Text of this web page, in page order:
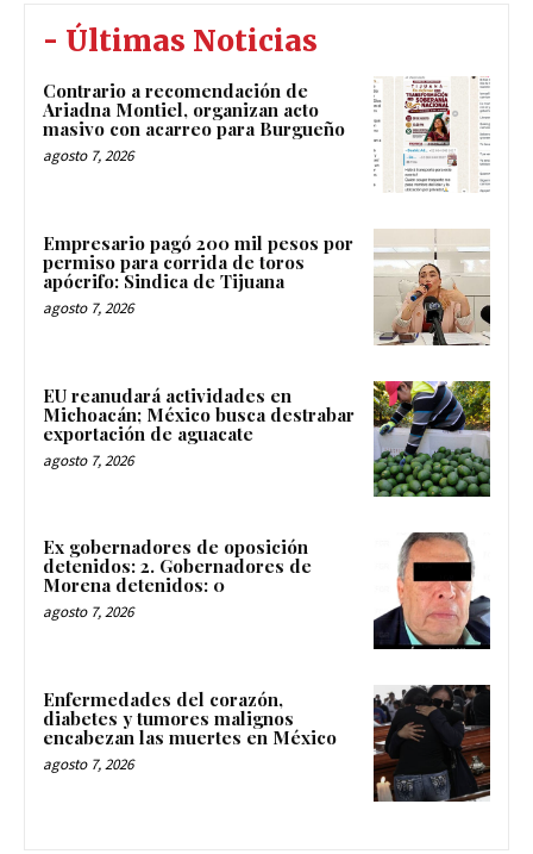
- Últimas Noticias
Contrario a recomendación de
Ariadna Montiel, organizan acto
masivo con acarreo para Burgueño
agosto 7, 2026
Empresario pagó 200 mil pesos por
permiso para corrida de toros
apócrifo: Sindica de Tijuana
agosto 7, 2026
EU reanudará actividades en
Michoacán; México busca destrabar
exportación de aguacate
agosto 7, 2026
Ex gobernadores de oposición
detenidos: 2. Gobernadores de
Morena detenidos: 0
agosto 7, 2026
Enfermedades del corazón,
diabetes y tumores malignos
encabezan las muertes en México
agosto 7, 2026